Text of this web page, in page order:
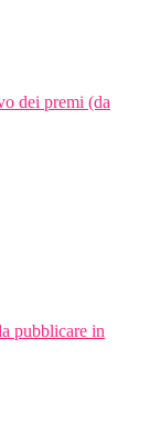
dei premi (da
pubblicare in